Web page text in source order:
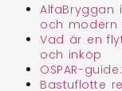
AlfaBryggan
och modern
Vad är en
och inköp
OSPAR-
Bastuflotte